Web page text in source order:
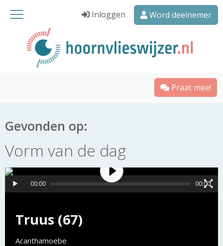
Inloggen Word deelnemer
Praat mee!
Gevonden op:
Vorm van de dag
Truus (67)
Acanthamoebe
00:00 00:00